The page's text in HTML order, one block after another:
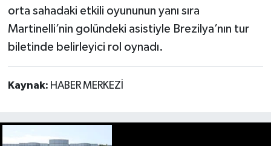
orta sahadaki etkili oyununun yanı sıra
Martinelli’nin golündeki asistiyle Brezilya’nın tur
biletinde belirleyici rol oynadı.
Kaynak: HABER MERKEZİ